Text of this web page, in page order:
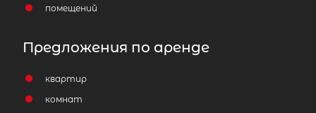
помещений
Предложения по аренде
квартир
комнат